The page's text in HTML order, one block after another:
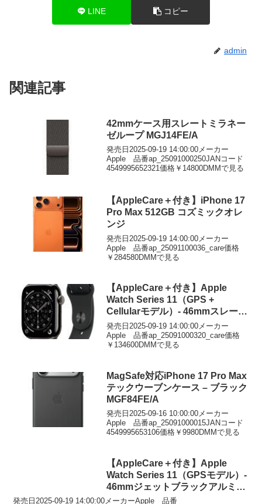
LINE コピー
admin
関連記事
42mmケース用スレートミラネー
ゼループ MGJ14FE/A
発売日2025-09-19 14:00:00メーカー
Apple 品番ap_25091000250JANコード
4549995652321価格￥14800DMMで見る
【AppleCare＋付き】iPhone 17
Pro Max 512GB コズミックオレ
ンジ
発売日2025-09-19 14:00:00メーカー
Apple 品番ap_25091100036_care価格
￥284580DMMで見る
【AppleCare＋付き】Apple
Watch Series 11（GPS +
Cellularモデル）- 46mmスレート
チタニウムケースとブラックスポ
ーツバンド – S/M
発売日2025-09-19 14:00:00メーカー
Apple 品番ap_25091000320_care価格
￥134600DMMで見る
MagSafe対応iPhone 17 Pro Max
テックウーブンケース – ブラック
MGF84FE/A
発売日2025-09-16 10:00:00メーカー
Apple 品番ap_25091000015JANコード
4549995653106価格￥9980DMMで見る
【AppleCare＋付き】Apple
Watch Series 11（GPSモデル）-
46mmジェットブラックアルミニ
ウムケースとブラックスポーツバ
発売日2025-09-19 14:00:00メーカーApple 品番